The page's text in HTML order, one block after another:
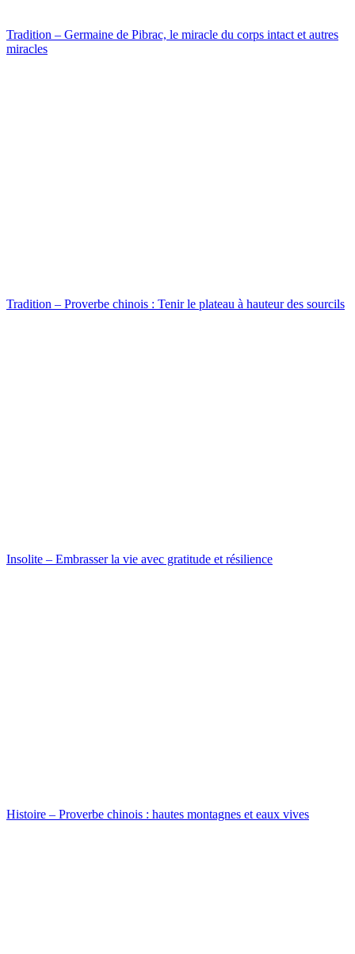
Tradition – Germaine de Pibrac, le miracle du corps intact et autres
miracles
Tradition – Proverbe chinois : Tenir le plateau à hauteur des sourcils
Insolite – Embrasser la vie avec gratitude et résilience
Histoire – Proverbe chinois : hautes montagnes et eaux vives